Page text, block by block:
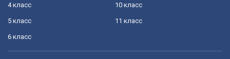
4 класс
5 класс
6 класс
10 класс
11 класс